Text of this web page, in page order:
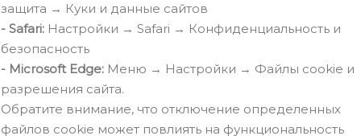
защита → Куки и данные сайтов
- Safari: Настройки → Safari → Конфиденциальность и
безопасность
- Microsoft Edge: Меню → Настройки → Файлы cookie и
разрешения сайта.
Обратите внимание, что отключение определенных
файлов cookie может повлиять на функциональность